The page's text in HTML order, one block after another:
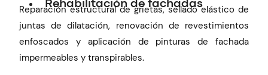
Rehabilitación de fachadas
Reparación estructural de grietas, sellado elástico de
juntas de dilatación, renovación de revestimientos
enfoscados y aplicación de pinturas de fachada
impermeables y transpirables.